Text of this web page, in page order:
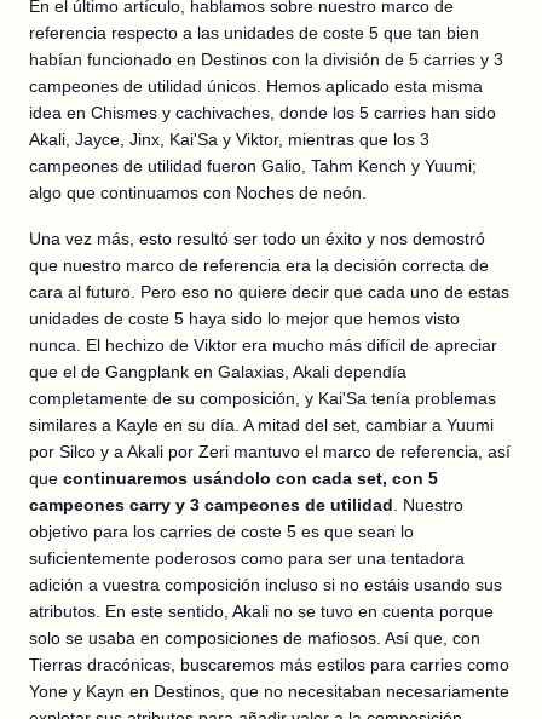
En el último artículo, hablamos sobre nuestro marco de
referencia respecto a las unidades de coste 5 que tan bien
habían funcionado en Destinos con la división de 5 carries y 3
campeones de utilidad únicos. Hemos aplicado esta misma
idea en Chismes y cachivaches, donde los 5 carries han sido
Akali, Jayce, Jinx, Kai'Sa y Viktor, mientras que los 3
campeones de utilidad fueron Galio, Tahm Kench y Yuumi;
algo que continuamos con Noches de neón.
Una vez más, esto resultó ser todo un éxito y nos demostró
que nuestro marco de referencia era la decisión correcta de
cara al futuro. Pero eso no quiere decir que cada uno de estas
unidades de coste 5 haya sido lo mejor que hemos visto
nunca. El hechizo de Viktor era mucho más difícil de apreciar
que el de Gangplank en Galaxias, Akali dependía
completamente de su composición, y Kai'Sa tenía problemas
similares a Kayle en su día. A mitad del set, cambiar a Yuumi
por Silco y a Akali por Zeri mantuvo el marco de referencia, así
que continuaremos usándolo con cada set, con 5
campeones carry y 3 campeones de utilidad . Nuestro
objetivo para los carries de coste 5 es que sean lo
suficientemente poderosos como para ser una tentadora
adición a vuestra composición incluso si no estáis usando sus
atributos. En este sentido, Akali no se tuvo en cuenta porque
solo se usaba en composiciones de mafiosos. Así que, con
Tierras dracónicas, buscaremos más estilos para carries como
Yone y Kayn en Destinos, que no necesitaban necesariamente